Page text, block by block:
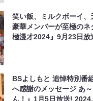
笑い飯、ミルクボーイ
豪華メンバーが⾄極の
極漫才2024』9月23日
BSよしもと 追悼特別番
へ感謝のメッセージ あ
ん！』1月5日放送!